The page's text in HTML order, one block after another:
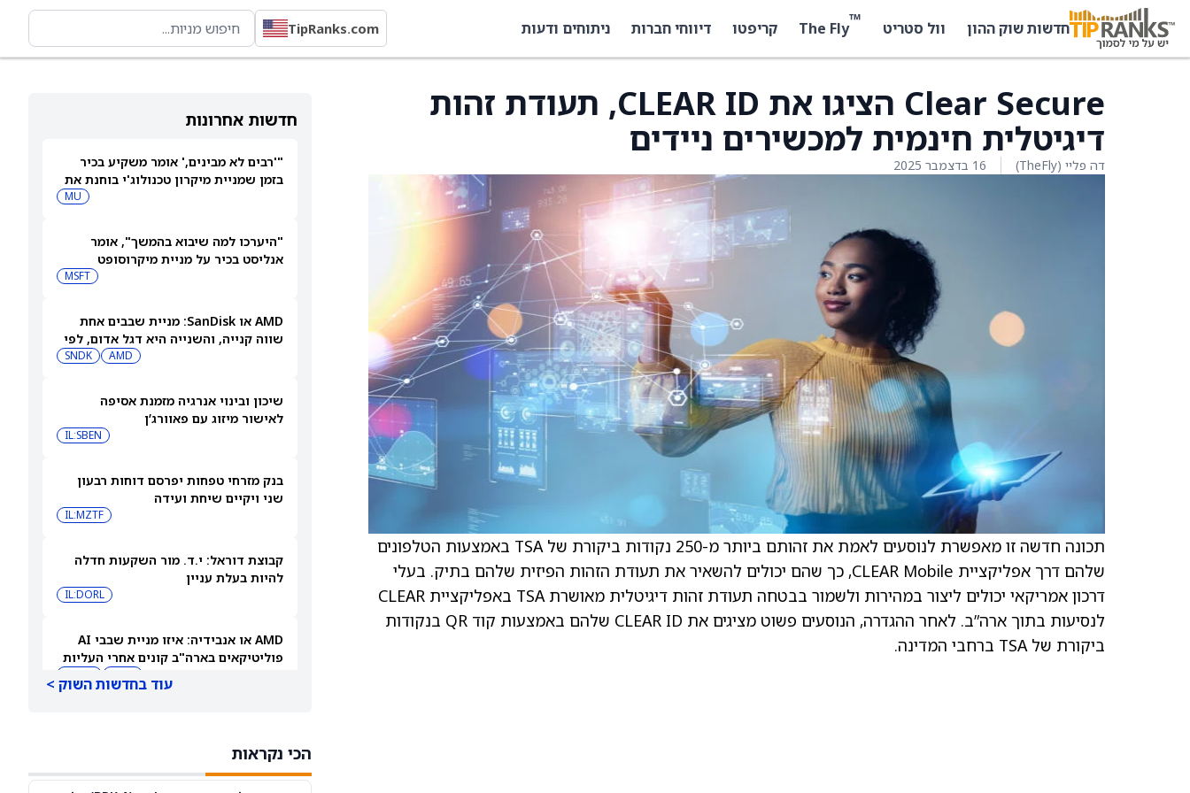
חדשות שוק ההון וול סטריט ™
The Fly קריפטו דיווחי חברות ניתוחים ודעות TipRanks.com
חדשות אחרונות
"'רבים לא מבינים,' אומר משקיע בכיר
בזמן שמניית מיקרון טכנולוג'י בוחנת את
MU
"היערכו למה שיבוא בהמשך", אומר
אנליסט בכיר על מניית מיקרוסופט
MSFT
AMD או SanDisk: מניית שבבים אחת
שווה קנייה, והשנייה היא דגל אדום, לפי
AMD
SNDK
שיכון ובינוי אנרגיה מזמנת אסיפה
לאישור מיזוג עם פאוורג’ן
IL:SBEN
בנק מזרחי טפחות יפרסם דוחות רבעון
שני ויקיים שיחת ועידה
IL:MZTF
קבוצת דוראל: י.ד. מור השקעות חדלה
להיות בעלת עניין
IL:DORL
AMD או אנבידיה: איזו מניית שבבי AI
פוליטיקאים בארה"ב קונים אחרי העליות
האחרונים
עוד בחדשות השוק >
הכי נקראות
Clear Secure הציגו את CLEAR ID, תעודת זהות
דיגיטלית חינמית למכשירים ניידים
דה פליי (TheFly) 16 בדצמבר 2025
תכונה חדשה זו מאפשרת לנוסעים לאמת את זהותם ביותר מ-250 נקודות ביקורת של TSA באמצעות הטלפונים
שלהם דרך אפליקציית CLEAR Mobile, כך שהם יכולים להשאיר את תעודת הזהות הפיזית שלהם בתיק. בעלי
דרכון אמריקאי יכולים ליצור במהירות ולשמור בבטחה תעודת זהות דיגיטלית מאושרת TSA באפליקציית CLEAR
לנסיעות בתוך ארה”ב. לאחר ההגדרה, הנוסעים פשוט מציגים את CLEAR ID שלהם באמצעות קוד QR בנקודות
ביקורת של TSA ברחבי המדינה.